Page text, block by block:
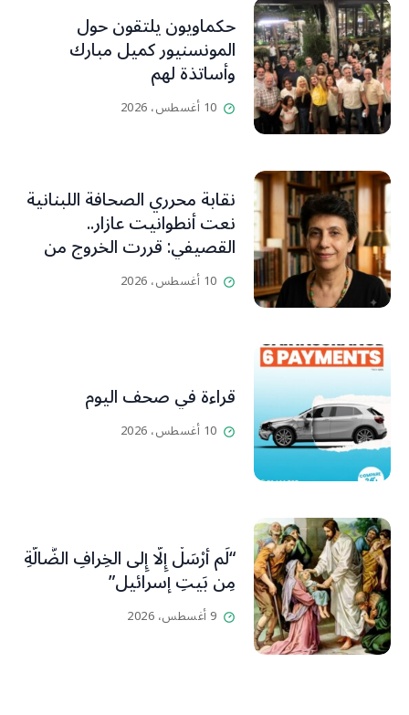
حكماويون يلتقون حول
المونسنيور كميل مبارك
وأساتذة لهم
10 أغسطس، 2026
نقابة محرري الصحافة اللبنانية
نعت أنطوانيت عازار..
القصيفي: قررت الخروج من
عزلتها والإنطلاق إلى عالم
أفضل ينسيها ما سامته من
10 أغسطس، 2026
قراءة في صحف اليوم
10 أغسطس، 2026
“لَم أُرْسَلْ إِلَّا إِلى الخِرافِ الضَّالَّةِ
مِن بَيتِ إسرائيل”
9 أغسطس، 2026